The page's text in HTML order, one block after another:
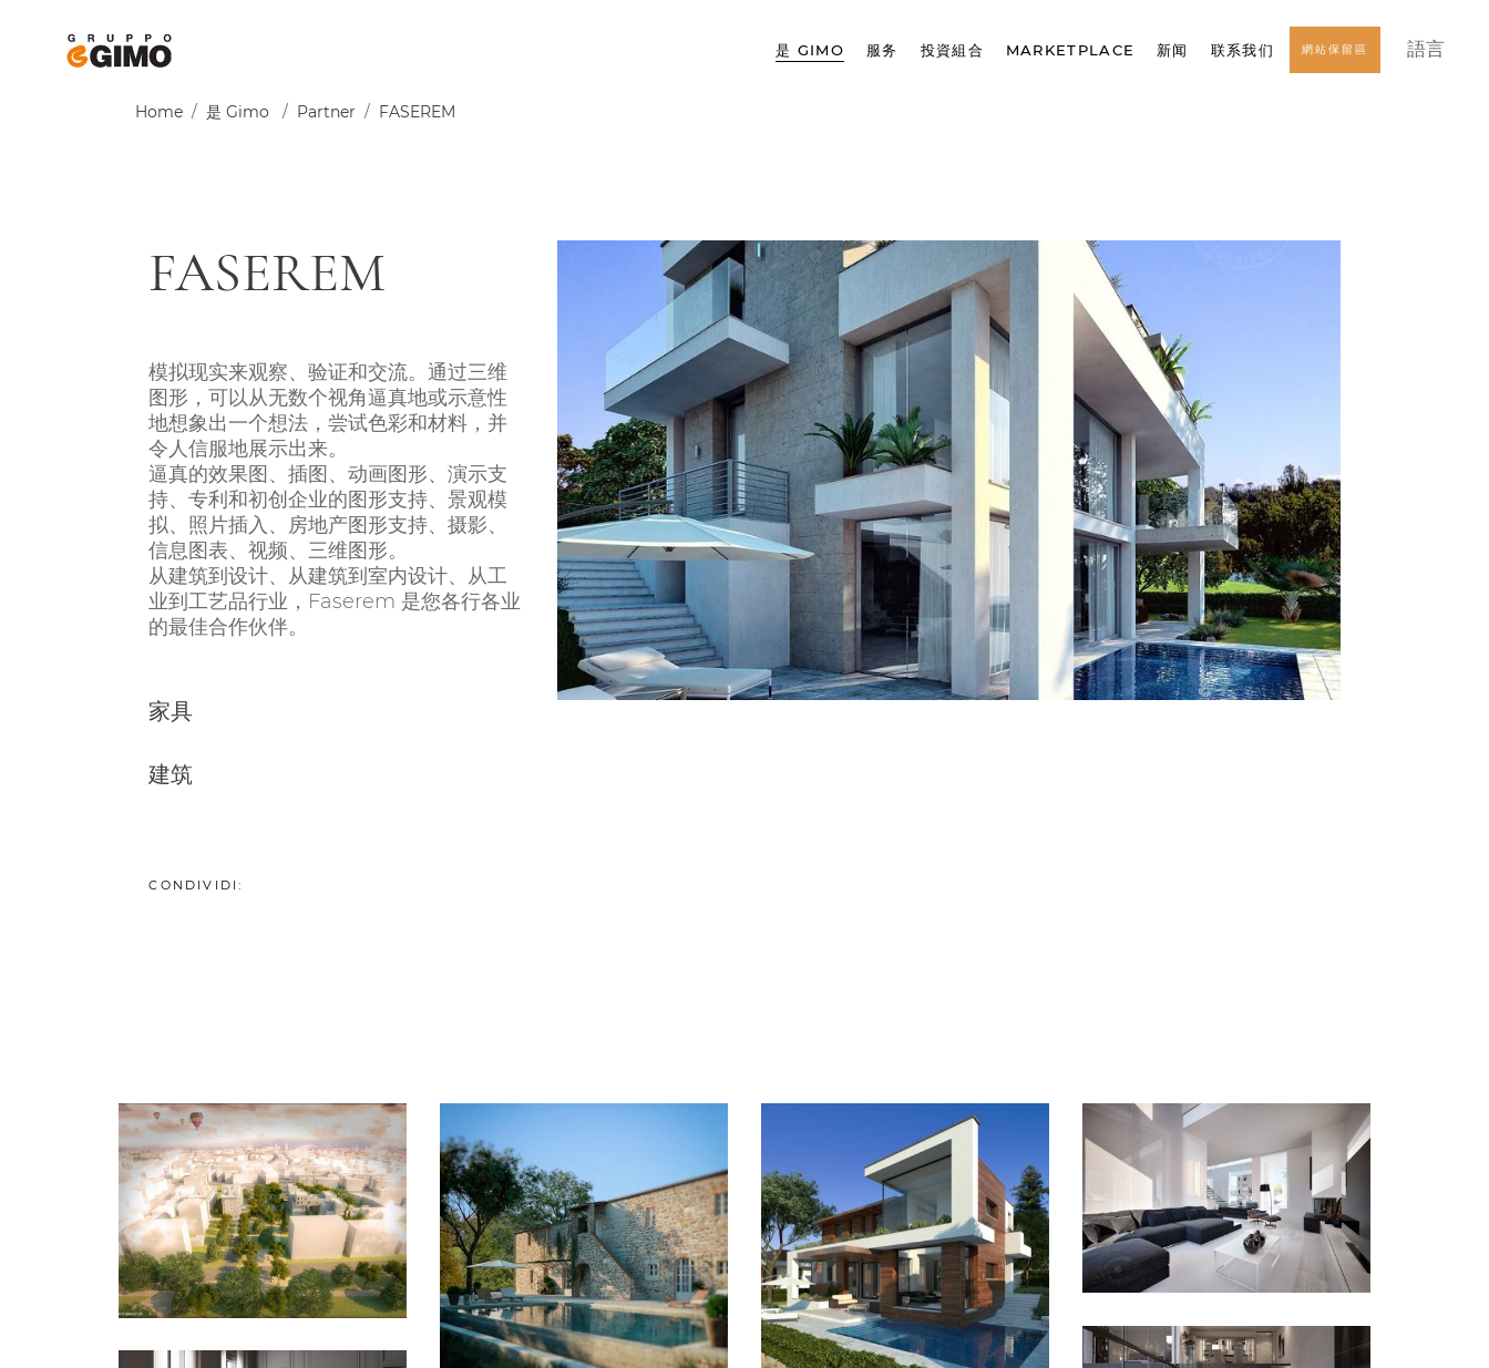
是 GIMO 服务 投資組合 MARKETPLACE 新闻 联系我们 網站保留區 語言
Home / 是 Gimo / Partner / FASEREM
FASEREM
模拟现实来观察、验证和交流。通过三维
图形，可以从无数个视角逼真地或示意性
地想象出一个想法，尝试色彩和材料，并
令人信服地展示出来。
逼真的效果图、插图、动画图形、演示支
持、专利和初创企业的图形支持、景观模
拟、照片插入、房地产图形支持、摄影、
信息图表、视频、三维图形。
从建筑到设计、从建筑到室内设计、从工
业到工艺品行业，Faserem 是您各行各业
的最佳合作伙伴。
家具
建筑
CONDIVIDI: